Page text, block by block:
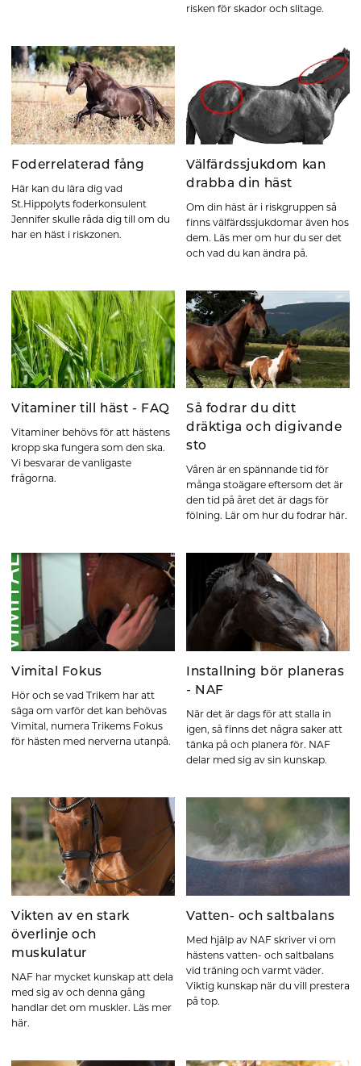
risken för skador och slitage.
Foderrelaterad fång
Här kan du lära dig vad
St.Hippolyts foderkonsulent
Jennifer skulle råda dig till om du
har en häst i riskzonen.
Välfärdssjukdom kan
drabba din häst
Om din häst är i riskgruppen så
finns välfärdssjukdomar även hos
dem. Läs mer om hur du ser det
och vad du kan ändra på.
Vitaminer till häst - FAQ
Vitaminer behövs för att hästens
kropp ska fungera som den ska.
Vi besvarar de vanligaste
frågorna.
Så fodrar du ditt
dräktiga och digivande
sto
Våren är en spännande tid för
många stoägare eftersom det är
den tid på året det är dags för
fölning. Lär om hur du fodrar här.
Vimital Fokus
Hör och se vad Trikem har att
säga om varför det kan behövas
Vimital, numera Trikems Fokus
för hästen med nerverna utanpå.
Installning bör planeras
- NAF
När det är dags för att stalla in
igen, så finns det några saker att
tänka på och planera för. NAF
delar med sig av sin kunskap.
Vikten av en stark
överlinje och
muskulatur
NAF har mycket kunskap att dela
med sig av och denna gång
handlar det om muskler. Läs mer
här.
Vatten- och saltbalans
Med hjälp av NAF skriver vi om
hästens vatten- och saltbalans
vid träning och varmt väder.
Viktig kunskap när du vill prestera
på top.